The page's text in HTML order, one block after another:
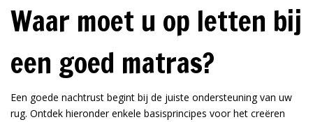
Waar moet u op letten bij
een goed matras?
Een goede nachtrust begint bij de juiste ondersteuning van uw
rug. Ontdek hieronder enkele basisprincipes voor het creëren